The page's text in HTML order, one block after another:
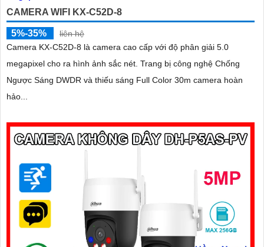
CAMERA WIFI KX-C52D-8
5%-35%
liên hệ
Camera KX-C52D-8 là camera cao cấp với độ phân giải 5.0
megapixel cho ra hình ảnh sắc nét. Trang bị công nghệ Chống
Ngược Sáng DWDR và thiếu sáng Full Color 30m camera hoàn
hảo...